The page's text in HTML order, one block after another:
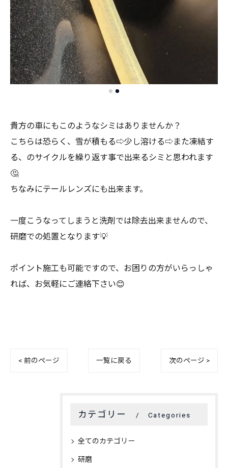
貴方の車にもこのようなシミはありませんか？
こちらは恐らく、雪が積もる⇨少し溶ける⇨また凍結す
る、のサイクルを繰り返す事で出来るシミと思われます
🤔
ちなみにテールレンズにも出来ます。
一度こうなってしまうと洗剤では除去出来ませんので、
研磨での処置となります💡
ポイント施工も可能ですので、お困りの方がいらっしゃ
れば、お気軽にご連絡下さい😊
< 前のページ 一覧に戻る 次のページ >
カテゴリー Categories
全てのカテゴリー
研磨